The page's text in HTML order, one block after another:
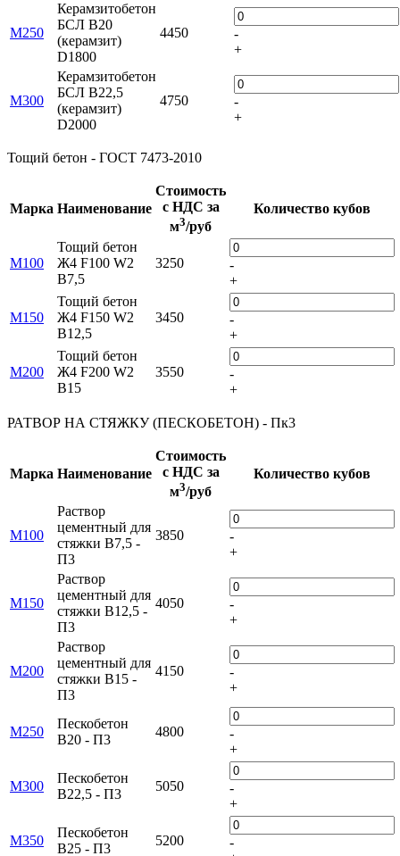
М250
Керамзитобетон
БСЛ В20
(керамзит)
D1800
4450
-
+
М300
Керамзитобетон
БСЛ В22,5
(керамзит)
D2000
4750
-
+
Тощий бетон - ГОСТ 7473-2010
Марка Наименование
Стоимость
с НДС за
м3/руб
Количество кубов
М100
Тощий бетон
Ж4 F100 W2
В7,5
3250
-
+
М150
Тощий бетон
Ж4 F150 W2
В12,5
3450
-
+
М200
Тощий бетон
Ж4 F200 W2
В15
3550
-
+
РАТВОР НА СТЯЖКУ (ПЕСКОБЕТОН) - Пк3
Марка Наименование
Стоимость
с НДС за
м3/руб
Количество кубов
М100
Раствор
цементный для
стяжки В7,5 -
П3
3850
-
+
М150
Раствор
цементный для
стяжки В12,5 -
П3
4050
-
+
М200
Раствор
цементный для
стяжки В15 -
П3
4150
-
+
М250
Пескобетон
В20 - П3
4800
-
+
М300
Пескобетон
В22,5 - П3
5050
-
+
М350
Пескобетон
В25 - П3
5200
-